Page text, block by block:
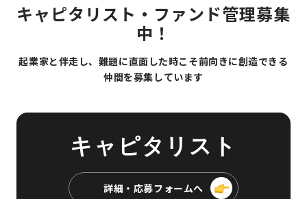
キャピタリスト・ファンド管理募集
中！
起業家と伴走し、難題に直面した時こそ前向きに創造できる
仲間を募集しています
キャピタリスト
詳細・応募フォームへ